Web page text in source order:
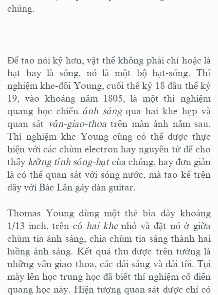
chúng.
Để tao nói kỹ hơn, vật thể không phải chỉ hoặc là
hạt hay là sóng, nó là một bộ hạt-sóng. Thí
nghiệm khe-đôi Young, cuối thế kỷ 18 đầu thế kỷ
19, vào khoảng năm 1805, là một thí nghiệm
quang học chiếu ánh sángqua hai khe hẹp và
quan sát vân-giao-thoatrên màn ảnh nằm sau.
Thí nghiệm khe Young cũng có thể được thực
hiện với các chùm electron hay nguyên tử để cho
thấy lưỡng tính sóng-hạtcủa chúng, hay đơn giản
là có thể quan sát với sóng nước, mà tao kể trên
đây với Bác Lân gảy đàn guitar.
Thomas Young dùng một thẻ bìa dày khoảng
1/13 inch, trên có hai khenhỏ và đặt nó ở giữa
chùm tia ánh sáng, chia chùm tia sáng thành hai
luồng ánh sáng. Kết quả thu được trên tường là
những vân giao thoa, các dải sáng và dải tối. Tụi
mày lên học trung học đã biết thí nghiệm cổ điển
quang học này. Hiện tượng quan sát được chỉ có